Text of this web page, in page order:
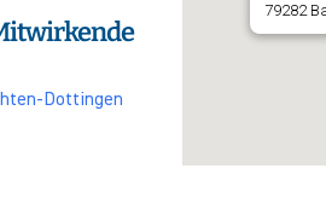
Dottingen
79282